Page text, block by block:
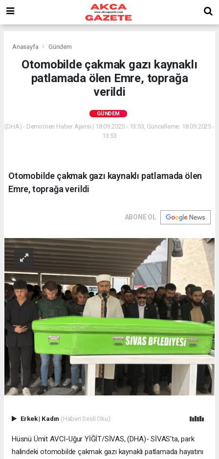
Anasayfa Gündem
Otomobilde çakmak gazı kaynaklı
patlamada ölen Emre, toprağa
verildi
GÜNDEM
(DHA) - Demirören Haber Ajansı | 18.09.2025 - 13:53, Güncelleme: 18.09.2025 -
13:53
Otomobilde çakmak gazı kaynaklı patlamada ölen
Emre, toprağa verildi
ABONE OL
Erkek| Kadın (Haberi Sesli Oku)
Hüsnü Ümit AVCI-Uğur YİĞİT/SİVAS, (DHA)- SİVAS'ta, park
halindeki otomobilde çakmak gazı kaynaklı patlamada hayatını